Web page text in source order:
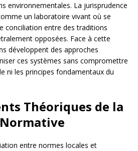
environnementales. La jurisprudence
un laboratoire vivant où se
conciliation entre des traditions
opposées. Face à cette
développent des approches
ces systèmes sans compromettre
ni les principes fondamentaux du
Théoriques de la
entre normes locales et